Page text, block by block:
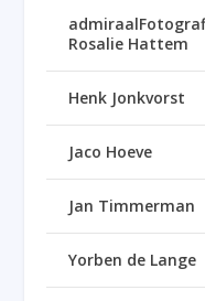
Rosalie Hattem
Henk Jonkvorst
Jaco Hoeve
Jan Timmerman
Yorben de Lange